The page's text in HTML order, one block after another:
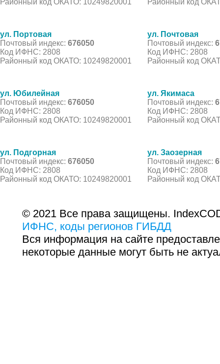
ул. Портовая
Почтовый индекс: 676050
Код ИФНС: 2808
Районный код ОКАТО: 10249820001
ул. Почтовая
Почтовый индекс:
Код ИФНС: 2808
Районный код
ул. Юбилейная
Почтовый индекс: 676050
Код ИФНС: 2808
Районный код ОКАТО: 10249820001
ул. Якимаса
Почтовый индекс:
Код ИФНС: 2808
Районный код
ул. Подгорная
Почтовый индекс: 676050
Код ИФНС: 2808
Районный код ОКАТО: 10249820001
ул. Заозерная
Почтовый индекс:
Код ИФНС: 2808
Районный код
© 2021 Все права защищены.
ИФНС, коды регионов ГИБДД
Вся информация на сайте
некоторые данные могут быть не